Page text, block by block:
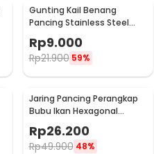
Gunting Kail Benang
Pancing Stainless Steel
GK01
Rp9.000
Rp21.900 59%
Jaring Pancing Perangkap
Bubu Ikan Hexagonal
Fishing Net Trap 8 Hole
Rp26.200
Rp49.900 48%